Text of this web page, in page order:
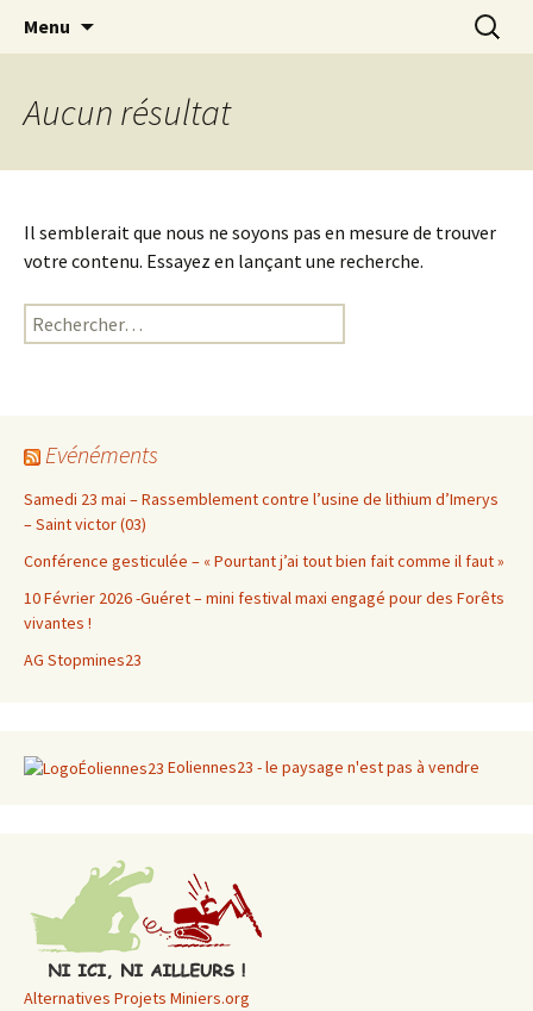
Le site du Collectif Stop Mines
23
Menu
Aucun résultat
Il semblerait que nous ne soyons pas en mesure de trouver
votre contenu. Essayez en lançant une recherche.
Rechercher :
Evénéments
Samedi 23 mai – Rassemblement contre l’usine de lithium d’Imerys
– Saint victor (03)
Conférence gesticulée – « Pourtant j’ai tout bien fait comme il faut »
10 Février 2026 -Guéret – mini festival maxi engagé pour des Forêts
vivantes !
AG Stopmines23
Eoliennes23 - le paysage n'est pas à vendre
Alternatives Projets Miniers.org